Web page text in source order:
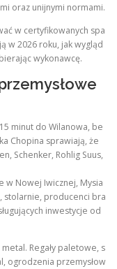
oraz unijnymi normami.
w certyfikowanych spa
w 2026 roku, jak wygląd
wykonawcę.
minut do Wilanowa, be
Chopina sprawiają, że
Schenker, Rohlig Suus,
w Nowej Iwicznej, Mysia
stolarnie, producenci bra
inwestycje od
Regały paletowe, s
ogrodzenia przemysłow